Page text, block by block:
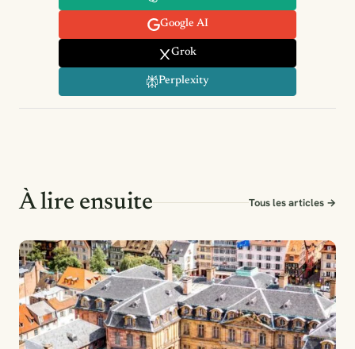
Google AI
Grok
Perplexity
À lire ensuite Tous les articles →